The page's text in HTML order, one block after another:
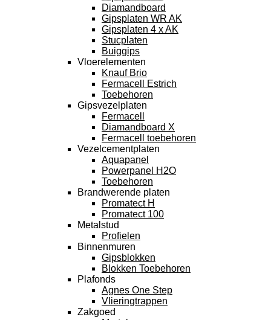
Diamandboard
Gipsplaten WR AK
Gipsplaten 4 x AK
Stucplaten
Buiggips
Vloerelementen
Knauf Brio
Fermacell Estrich
Toebehoren
Gipsvezelplaten
Fermacell
Diamandboard X
Fermacell toebehoren
Vezelcementplaten
Aquapanel
Powerpanel H2O
Toebehoren
Brandwerende platen
Promatect H
Promatect 100
Metalstud
Profielen
Binnenmuren
Gipsblokken
Blokken Toebehoren
Plafonds
Agnes One Step
Vlieringtrappen
Zakgoed